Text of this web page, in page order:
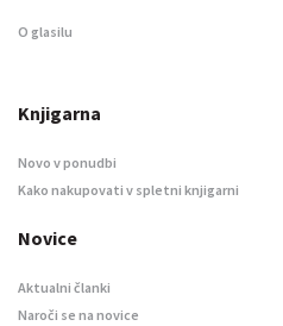
O glasilu
Knjigarna
Novo v ponudbi
Kako nakupovati v spletni knjigarni
Novice
Aktualni članki
Naroči se na novice